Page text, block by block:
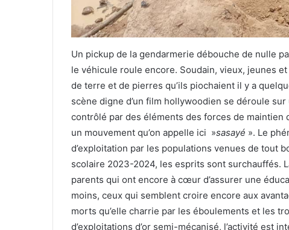
Un pickup de la gendarmerie débouche de nulle
le véhicule roule encore. Soudain, vieux, jeunes
de terre et de pierres qu’ils piochaient il y a
scène digne d’un film hollywoodien se déroule
contrôlé par des éléments des forces de maintien
un mouvement qu’on appelle ici »sasayé ». Le
d’exploitation par les populations venues de tout
scolaire 2023-2024, les esprits sont surchauffés.
parents qui ont encore à cœur d’assurer une
moins, ceux qui semblent croire encore aux
morts qu’elle charrie par les éboulements et les
d’exploitations d’or semi-mécanisé, l’activité est